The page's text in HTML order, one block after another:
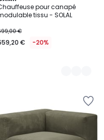
pour canapé
tissu - SOLAL
€
€ -20%